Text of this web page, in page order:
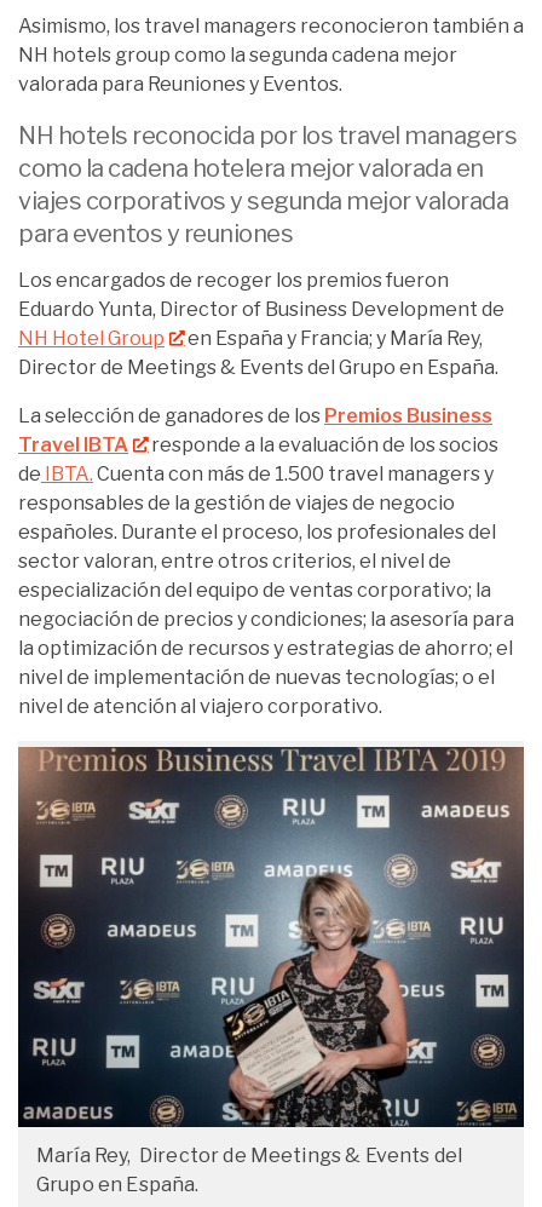
Asimismo, los travel managers reconocieron también a
NH hotels group como la segunda cadena mejor
valorada para Reuniones y Eventos.
NH hotels reconocida por los travel managers
como la cadena hotelera mejor valorada en
viajes corporativos y segunda mejor valorada
para eventos y reuniones
Los encargados de recoger los premios fueron
Eduardo Yunta, Director of Business Development de
NH Hotel Group
en España y Francia; y María Rey,
Director de Meetings & Events del Grupo en España.
La selección de ganadores de los Premios Business
Travel IBTA
responde a la evaluación de los socios
de IBTA. Cuenta con más de 1.500 travel managers y
responsables de la gestión de viajes de negocio
españoles. Durante el proceso, los profesionales del
sector valoran, entre otros criterios, el nivel de
especialización del equipo de ventas corporativo; la
negociación de precios y condiciones; la asesoría para
la optimización de recursos y estrategias de ahorro; el
nivel de implementación de nuevas tecnologías; o el
nivel de atención al viajero corporativo.
María Rey, Director de Meetings & Events del
Grupo en España.